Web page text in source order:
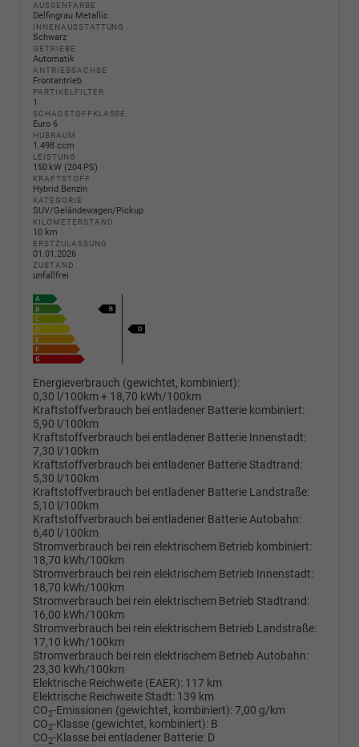
AUSSENFARBE
Delfingrau Metallic
INNENAUSSTATTUNG
Schwarz
GETRIEBE
Automatik
ANTRIEBSACHSE
Frontantrieb
PARTIKELFILTER
1
SCHADSTOFFKLASSE
Euro 6
HUBRAUM
1.498 ccm
LEISTUNG
150 kW (204 PS)
KRAFTSTOFF
Hybrid Benzin
KATEGORIE
SUV/Geländewagen/Pickup
KILOMETERSTAND
10 km
ERSTZULASSUNG
01.01.2026
ZUSTAND
unfallfrei
Energieverbrauch (gewichtet, kombiniert):
0,30 l/100km + 18,70 kWh/100km
Kraftstoffverbrauch bei entladener Batterie kombiniert:
5,90 l/100km
Kraftstoffverbrauch bei entladener Batterie Innenstadt:
7,30 l/100km
Kraftstoffverbrauch bei entladener Batterie Stadtrand:
5,30 l/100km
Kraftstoffverbrauch bei entladener Batterie Landstraße:
5,10 l/100km
Kraftstoffverbrauch bei entladener Batterie Autobahn:
6,40 l/100km
Stromverbrauch bei rein elektrischem Betrieb kombiniert:
18,70 kWh/100km
Stromverbrauch bei rein elektrischem Betrieb Innenstadt:
18,70 kWh/100km
Stromverbrauch bei rein elektrischem Betrieb Stadtrand:
16,00 kWh/100km
Stromverbrauch bei rein elektrischem Betrieb Landstraße:
17,10 kWh/100km
Stromverbrauch bei rein elektrischem Betrieb Autobahn:
23,30 kWh/100km
Elektrische Reichweite (EAER): 117 km
Elektrische Reichweite Stadt: 139 km
CO2-Emissionen (gewichtet, kombiniert):7,00 g/km
CO2-Klasse (gewichtet, kombiniert): B
CO2-Klasse bei entladener Batterie: D